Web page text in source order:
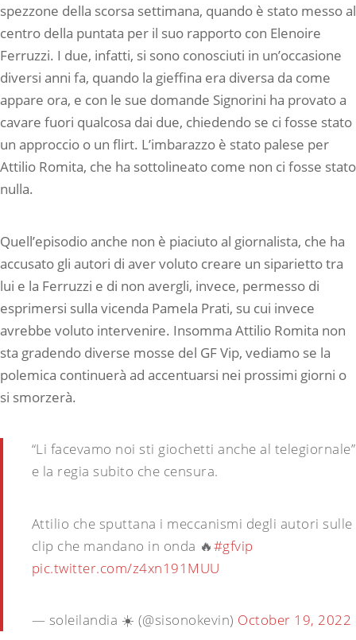
spezzone della scorsa settimana, quando è stato messo al
centro della puntata per il suo rapporto con Elenoire
Ferruzzi. I due, infatti, si sono conosciuti in un’occasione
diversi anni fa, quando la gieffina era diversa da come
appare ora, e con le sue domande Signorini ha provato a
cavare fuori qualcosa dai due, chiedendo se ci fosse stato
un approccio o un flirt. L’imbarazzo è stato palese per
Attilio Romita, che ha sottolineato come non ci fosse stato
nulla.
Quell’episodio anche non è piaciuto al giornalista, che ha
accusato gli autori di aver voluto creare un siparietto tra
lui e la Ferruzzi e di non avergli, invece, permesso di
esprimersi sulla vicenda Pamela Prati, su cui invece
avrebbe voluto intervenire. Insomma Attilio Romita non
sta gradendo diverse mosse del GF Vip, vediamo se la
polemica continuerà ad accentuarsi nei prossimi giorni o
si smorzerà.
“Li facevamo noi sti giochetti anche al telegiornale”
e la regia subito che censura.
Attilio che sputtana i meccanismi degli autori sulle
clip che mandano in onda 🔥#gfvip
pic.twitter.com/z4xn191MUU
— soleilandia ☀️ (@sisonokevin) October 19, 2022